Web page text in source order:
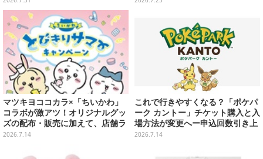
マツキヨココカラ×「ちいかわ」
コラボが激アツ！オリジナルグッ
ズの配布・販売に加えて、店舗ラ
ッピングや”花火打ち上げ”まで盛
2026.7.14
これで行きやすくなる？「ポケパ
ーク カントー」チケット購入と入
場方法が変更へー申込回数引き上
げや本人確認を実施
2026.7.14